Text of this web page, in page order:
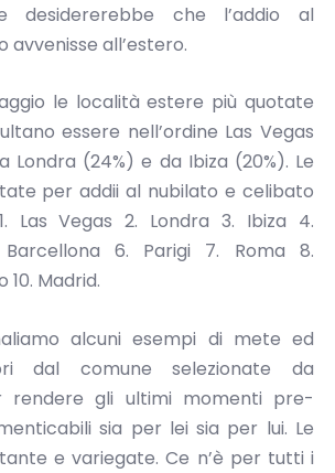
desidererebbe che l’addio al
all’estero.
le località estere più quotate
essere nell’ordine Las Vegas
Londra (24%) e da Ibiza (20%). Le
per addii al nubilato e celibato
Las Vegas 2. Londra 3. Ibiza 4.
6. Parigi 7. Roma 8.
10. Madrid.
alcuni esempi di mete ed
dal comune selezionate da
rendere gli ultimi momenti pre-
sia per lei sia per lui. Le
e variegate. Ce n’è per tutti i